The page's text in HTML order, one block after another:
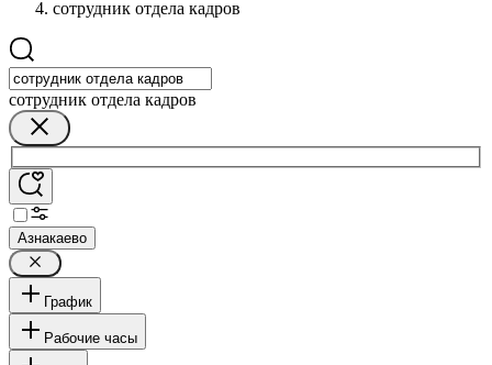
сотрудник отдела кадров
сотрудник отдела кадров
Азнакаево
График
Рабочие часы